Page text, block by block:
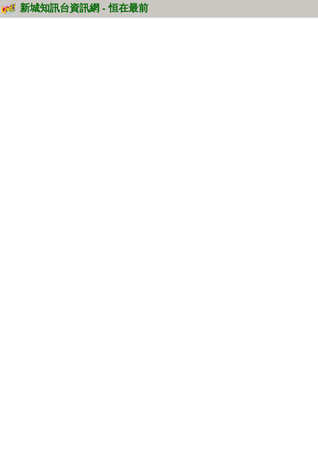
新城知訊台資訊網 - 恒在最前